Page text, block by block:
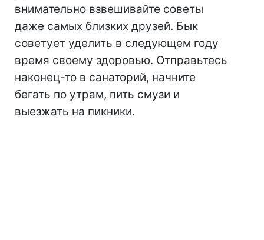
внимательно взвешивайте советы
даже самых близких друзей. Бык
советует уделить в следующем году
время своему здоровью. Отправьтесь
наконец-то в санаторий, начните
бегать по утрам, пить смузи и
выезжать на пикники.